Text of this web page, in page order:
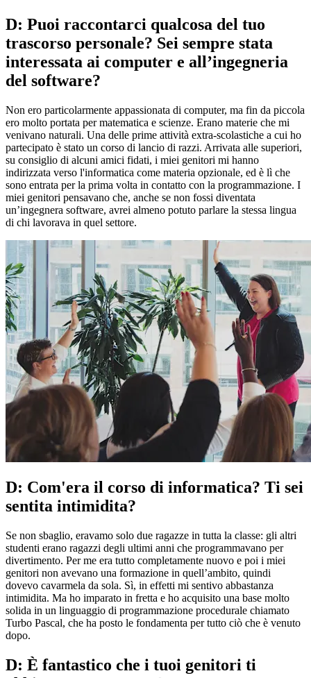
D: Puoi raccontarci qualcosa del tuo
trascorso personale? Sei sempre stata
interessata ai computer e all’ingegneria
del software?
Non ero particolarmente appassionata di computer, ma fin da piccola
ero molto portata per matematica e scienze. Erano materie che mi
venivano naturali. Una delle prime attività extra-scolastiche a cui ho
partecipato è stato un corso di lancio di razzi. Arrivata alle superiori,
su consiglio di alcuni amici fidati, i miei genitori mi hanno
indirizzata verso l'informatica come materia opzionale, ed è lì che
sono entrata per la prima volta in contatto con la programmazione. I
miei genitori pensavano che, anche se non fossi diventata
un’ingegnera software, avrei almeno potuto parlare la stessa lingua
di chi lavorava in quel settore.
D: Com'era il corso di informatica? Ti sei
sentita intimidita?
Se non sbaglio, eravamo solo due ragazze in tutta la classe: gli altri
studenti erano ragazzi degli ultimi anni che programmavano per
divertimento. Per me era tutto completamente nuovo e poi i miei
genitori non avevano una formazione in quell’ambito, quindi
dovevo cavarmela da sola. Sì, in effetti mi sentivo abbastanza
intimidita. Ma ho imparato in fretta e ho acquisito una base molto
solida in un linguaggio di programmazione procedurale chiamato
Turbo Pascal, che ha posto le fondamenta per tutto ciò che è venuto
dopo.
D: È fantastico che i tuoi genitori ti